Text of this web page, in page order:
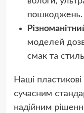
пошкоджень.
моделей
смак та
Наші пластикові
сучасним
надійним